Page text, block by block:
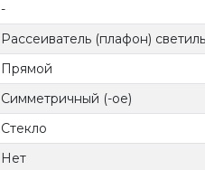
-
Рассеиватель (плафон)
Прямой
Симметричный (-ое)
Стекло
Нет